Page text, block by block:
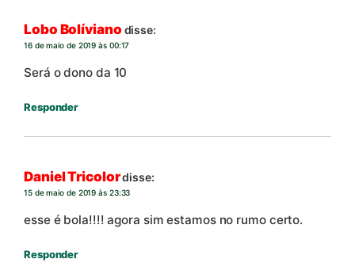
Lobo Bolíviano disse:
16 de maio de 2019 às 00:17
Será o dono da 10
Responder
Daniel Tricolordisse:
15 de maio de 2019 às 23:33
esse é bola!!!! agora sim estamos no rumo certo.
Responder